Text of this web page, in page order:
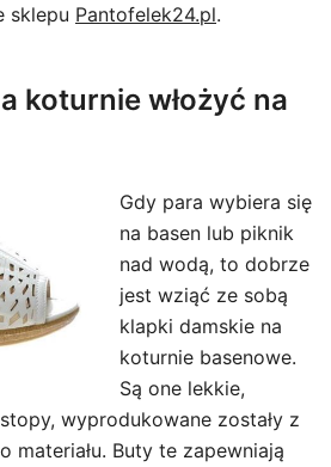
sklepu Pantofelek24.pl.
koturnie włożyć na
Gdy para wybiera się
na basen lub piknik
nad wodą, to dobrze
jest wziąć ze sobą
klapki damskie na
koturnie basenowe.
Są one lekkie,
wyprodukowane zostały z
materiału. Buty te zapewniają